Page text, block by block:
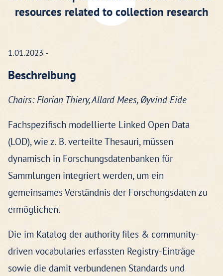
resources related to collection research
1.01.2023 -
Beschreibung
Chairs: Florian Thiery, Allard Mees, Øyvind Eide
Fachspezifisch modellierte Linked Open Data
(LOD), wie z. B. verteilte Thesauri, müssen
dynamisch in Forschungsdatenbanken für
Sammlungen integriert werden, um ein
gemeinsames Verständnis der Forschungsdaten zu
ermöglichen.
Die im Katalog der authority files & community-
driven vocabularies erfassten Registry-Einträge
sowie die damit verbundenen Standards und